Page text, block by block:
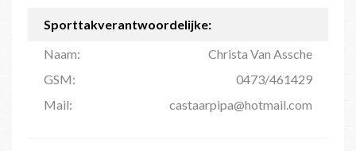
Sporttakverantwoordelijke:
Naam:
Christa Van Assche
GSM:
0473/461429
Mail:
castaarpipa@hotmail.com